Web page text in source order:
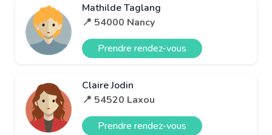
Mathilde Taglang
📍 54000 Nancy
Prendre rendez-vous
Claire Jodin
📍 54520 Laxou
Prendre rendez-vous